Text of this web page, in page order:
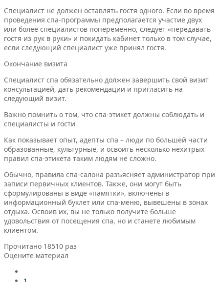
Специалист не должен оставлять гостя одного. Если во время
проведения спа-программы предполагается участие двух
или более специалистов попеременно, следует «передавать
гостя из рук в руки» и покидать кабинет только в том случае,
если следующий специалист уже принял гостя.
Окончание визита
Специалист спа обязательно должен завершить свой визит
консультацией, дать рекомендации и пригласить на
следующий визит.
Важно помнить о том, что спа-этикет должны соблюдать и
специалисты и гости
Как показывает опыт, адепты спа – люди по большей части
образованные, культурные, и освоить несколько нехитрых
правил спа-этикета таким людям не сложно.
Обычно, правила спа-салона разъясняет администратор при
записи первичных клиентов. Также, они могут быть
сформулированы в виде «памятки», включены в
информационный буклет или спа-меню, вывешены в зонах
отдыха. Освоив их, вы не только получите больше
удовольствия от посещения спа, но и станете любимым
клиентом.
Прочитано 18510 раз
Оцените материал